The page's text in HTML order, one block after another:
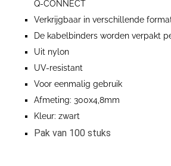
Q-CONNECT
Verkrijgbaar in verschillende
De kabelbinders worden verpakt
Uit nylon
UV-resistant
Voor eenmalig gebruik
Afmeting: 300x4,8mm
Kleur: zwart
Pak van 100 stuks